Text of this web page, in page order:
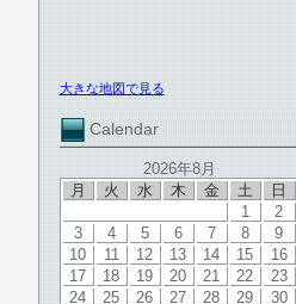
大きな地図で見る
Calendar
2026年8月
月
火 水 木 金 土 日
1
2
3
4 5 6 7 8
9
10
11 12 13 14 15
16
17
18 19 20 21 22
23
24
25 26 27 28 29
30